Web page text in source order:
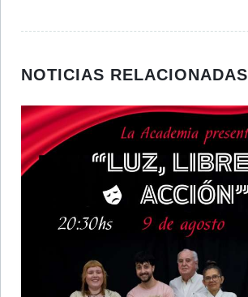
NOTICIAS RELACIONADAS